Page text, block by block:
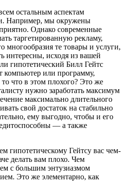
остальным аспектам
Например, мы окружены
Однако современные
таргетированную рекламу,
многообразия те товары и услуги,
интересны, исходя из вашей
гипотетический Билл Гейтс
компьютер или программу,
что в этом плохого? Это же
нужно заработать максимум
максимально длительного
свой достаток на стабильно
ему выгодно, чтобы и его
— а также
гипотетическому Гейтсу вас чем-
делать вам плохо. Чем
с большим энтузиазмом
Это же элементарно, как